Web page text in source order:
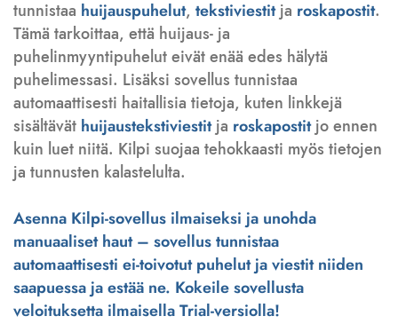
tunnistaa huijauspuhelut, tekstiviestitja roskapostit.
Tämä tarkoittaa, että huijaus- ja
puhelinmyyntipuhelut eivät enää edes hälytä
puhelimessasi. Lisäksi sovellus tunnistaa
automaattisesti haitallisia tietoja, kuten linkkejä
sisältävät huijaustekstiviestitja roskapostitjo ennen
kuin luet niitä. Kilpi suojaa tehokkaasti myös tietojen
ja tunnusten kalastelulta.
Asenna Kilpi-sovellus ilmaiseksi ja unohda
manuaaliset haut – sovellus tunnistaa
automaattisesti ei-toivotut puhelut ja viestit niiden
saapuessa ja estää ne. Kokeile sovellusta
veloituksetta ilmaisella Trial-versiolla!